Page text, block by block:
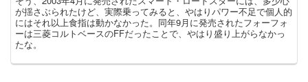
インだと感じています。
が揺さぶられたけど、実際乗ってみると、やはりパワー不足で個人的
にはそれ以上食指は動かなかった。同年9月に発売されたフォーフォ
ーは三菱コルトベースのFFだったことで、やはり盛り上がらなかっ
たな。